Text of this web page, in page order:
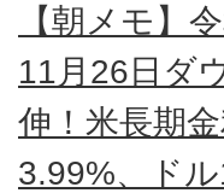
【朝メモ】
11月26日ダ
伸！米長期
3.99%、ド